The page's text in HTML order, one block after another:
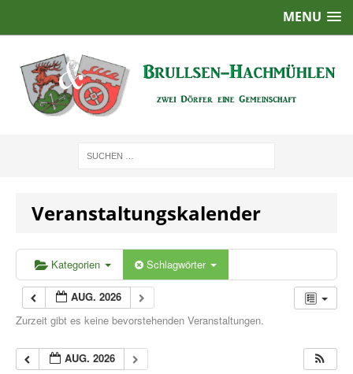
MENU
Veranstaltungskalender
Kategorien Schlagwörter
AUG. 2026
Zurzeit gibt es keine bevorstehenden Veranstaltungen.
AUG. 2026